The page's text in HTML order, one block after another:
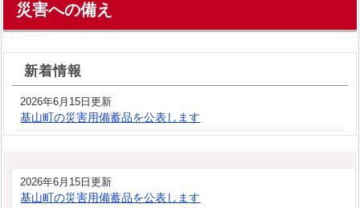
災害への備え
新着情報
2026年6月15日更新
基山町の災害用備蓄品を公表します
2026年6月15日更新
基山町の災害用備蓄品を公表します